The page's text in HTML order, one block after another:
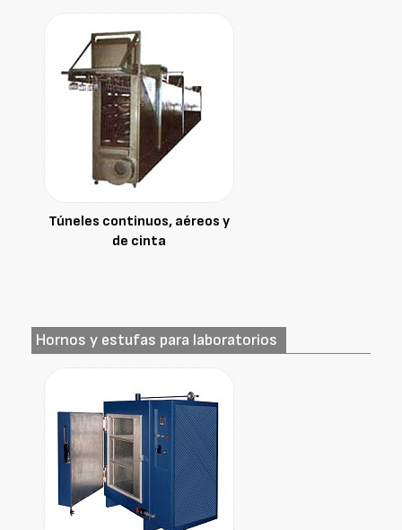
Túneles continuos, aéreos y
de cinta
Hornos y estufas para laboratorios